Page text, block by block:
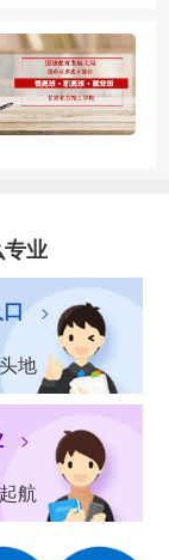
业
口 >
地
>
航